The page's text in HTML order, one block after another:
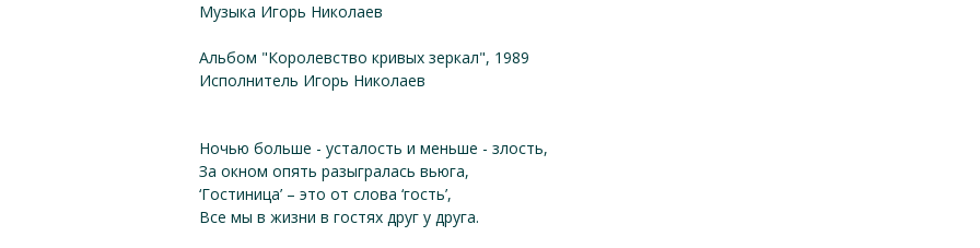
Музыка Игорь Николаев
Альбом "Королевство кривых зеркал", 1989
Исполнитель Игорь Николаев
Ночью больше - усталость и меньше - злость,
За окном опять разыгралась вьюга,
‘Гостиница’ – это от слова ‘гость’,
Все мы в жизни в гостях друг у друга.